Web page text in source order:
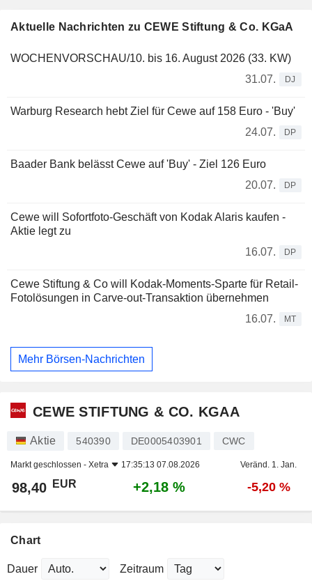
Aktuelle Nachrichten zu CEWE Stiftung & Co. KGaA
WOCHENVORSCHAU/10. bis 16. August 2026 (33. KW)
31.07.
DJ
Warburg Research hebt Ziel für Cewe auf 158 Euro - 'Buy'
24.07.
DP
Baader Bank belässt Cewe auf 'Buy' - Ziel 126 Euro
20.07.
DP
Cewe will Sofortfoto-Geschäft von Kodak Alaris kaufen -
Aktie legt zu
16.07.
DP
Cewe Stiftung & Co will Kodak-Moments-Sparte für Retail-
Fotolösungen in Carve-out-Transaktion übernehmen
16.07.
MT
Mehr Börsen-Nachrichten
CEWE STIFTUNG & CO. KGAA
Aktie 540390 DE0005403901 CWC
Markt geschlossen - Xetra 17:35:13 07.08.2026 Veränd. 1. Jan.
98,40 EUR +2,18 % -5,20 %
Chart
Dauer Zeitraum